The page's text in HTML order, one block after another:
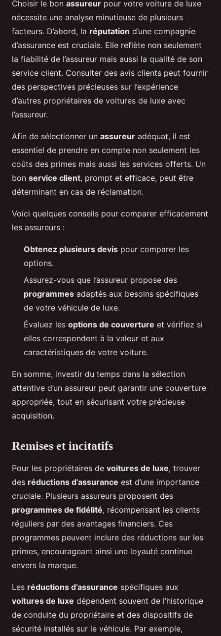
Choisir le bon assureur pour votre voiture de luxe
nécessite une analyse minutieuse de plusieurs
facteurs. D’abord, la réputation d’une compagnie
d’assurance est cruciale. Elle reflète non seulement
la fiabilité de l’assureur mais aussi la qualité de son
service client. Consulter des avis clients peut fournir
des perspectives précieuses sur l’expérience
d’autres propriétaires de voitures de luxe avec
l’assureur.
Afin de sélectionner un assureur adéquat, il est
essentiel de prendre en compte non seulement les
coûts des primes mais aussi les services offerts. Un
bon service client, prompt et efficace, peut être
déterminant en cas de réclamation.
Voici quelques conseils pour comparer efficacement
les assureurs :
Obtenez plusieurs devis pour comparer les
options.
Assurez-vous que l’assureur propose des
programmes adaptés aux besoins spécifiques
de votre véhicule de luxe.
Évaluez les options de couverture et vérifiez si
elles correspondent à la valeur et aux
caractéristiques de votre voiture.
En somme, investir du temps dans la sélection
attentive d’un assureur peut garantir une couverture
appropriée, tout en sécurisant votre précieuse
acquisition.
Remises et incitatifs
Pour les propriétaires de voitures de luxe, trouver
des réductions d’assurance est d’une importance
cruciale. Plusieurs assureurs proposent des
programmes de fidélité, récompensant les clients
réguliers par des avantages financiers. Ces
programmes peuvent inclure des réductions sur les
primes, encourageant ainsi une loyauté continue
envers la marque.
Les réductions d’assurance spécifiques aux
voitures de luxe dépendent souvent de l’historique
de conduite du propriétaire et des dispositifs de
sécurité installés sur le véhicule. Par exemple,